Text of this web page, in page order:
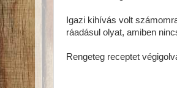
Igazi kihívás volt
ráadásul olyat, amiben
Rengeteg receptet